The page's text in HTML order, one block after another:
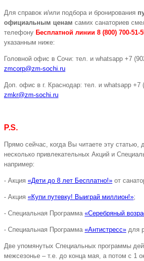
Для справок и/или подбора и бронирования
официальным ценам самих санаториев
телефону Бесплатной линии 8 (800) 700-51-
указанным ниже:
Головной офис в Сочи: тел. и whatsapp +7
zmcorp@zm-sochi.ru
Доп. офис в г. Краснодар: тел. и whatsapp +7
zmkr@zm-sochi.ru
P.S.
Прямо сейчас, когда Вы читаете эту статью,
несколько привлекательных Акций и
например:
- Акция «Дети до 8 лет Бесплатно!» от
- Акция «Купи путевку! Выиграй миллион!»;
- Специальная Программа «Серебряный
- Специальная Программа «Антистресс» для
Две упомянутых Специальных программы
межсезонье – т.е. до конца мая, а потом с 1